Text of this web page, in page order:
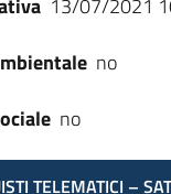
13/07/2021
no
no
TELEMATICI –